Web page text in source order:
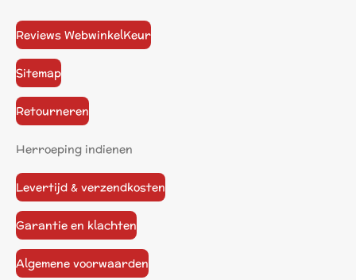
Reviews WebwinkelKeur
Sitemap
Retourneren
Herroeping indienen
Levertijd & verzendkosten
Garantie en klachten
Algemene voorwaarden